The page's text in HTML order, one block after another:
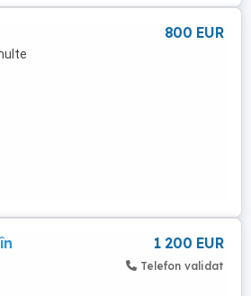
800 EUR
1 200 EUR
Telefon validat